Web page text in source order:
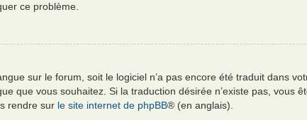
ce problème.
sur le forum, soit le logiciel n’a pas encore été traduit dans
que vous souhaitez. Si la traduction désirée n’existe pas,
rendre sur le site internet de phpBB® (en anglais).